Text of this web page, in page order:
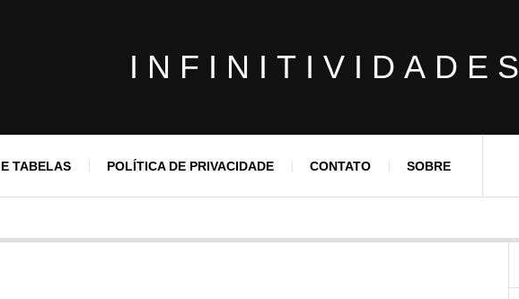
INFINITIVIDADES
TABELAS POLÍTICA DE PRIVACIDADE CONTATO SOBRE